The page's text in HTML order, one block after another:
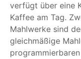
verfügt über eine
Kaffee am Tag.
Mahlwerke sind
gleichmäßige